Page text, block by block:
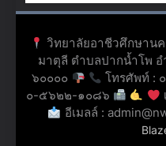
วิทยาลัยอาชีวศึกษานค
มาตุลี ตำบลปากน้ำโพ อ
๖๐๐๐๐
โทรศัพท์ :
๐-๕๖๒๒-๑๐๘๖
อีเมลล์ :